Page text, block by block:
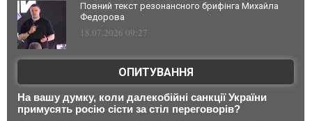
Повний текст резонансного брифінга Михайла
Федорова
18.07.2026 09:27
ОПИТУВАННЯ
На вашу думку, коли далекобійні санкції України
примусять росію сісти за стіл переговорів?